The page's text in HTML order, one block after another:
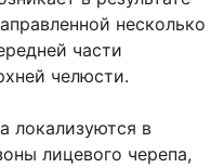
несколько
части
челюсти.
локализуются в
лицевого черепа,